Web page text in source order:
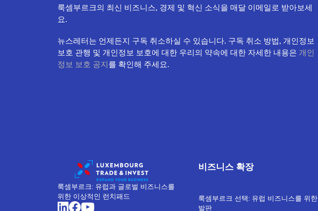
룩셈부르크의 최신 비즈니스, 경제 및 혁신 소식을 매달 이메일로 받아보세
요.
뉴스레터는 언제든지 구독 취소하실 수 있습니다. 구독 취소 방법, 개인정보
보호 관행 및 개인정보 보호에 대한 우리의 약속에 대한 자세한 내용은 개인
정보 보호 공지를 확인해 주세요.
룩셈부르크: 유럽과 글로벌 비즈니스를
위한 이상적인 런치패드
비즈니스 확장
룩셈부르크 선택: 유럽 비즈니스를 위한
발판